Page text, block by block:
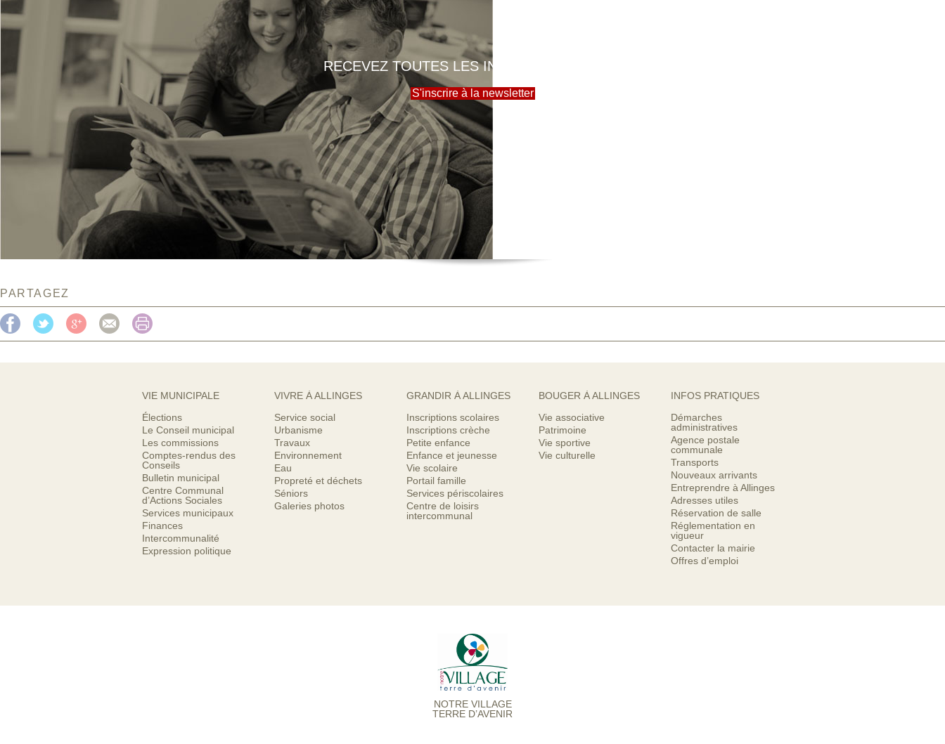
RECEVEZ TOUTES LES INFOS DE LA MAIRIE
S'inscrire à la newsletter
PARTAGEZ
VIE MUNICIPALE
Élections
Le Conseil municipal
Les commissions
Comptes-rendus des
Conseils
Bulletin municipal
Centre Communal
d’Actions Sociales
Services municipaux
Finances
Intercommunalité
Expression politique
VIVRE À ALLINGES
Service social
Urbanisme
Travaux
Environnement
Eau
Propreté et déchets
Séniors
Galeries photos
GRANDIR À ALLINGES
Inscriptions scolaires
Inscriptions crèche
Petite enfance
Enfance et jeunesse
Vie scolaire
Portail famille
Services périscolaires
Centre de loisirs
intercommunal
BOUGER À ALLINGES
Vie associative
Patrimoine
Vie sportive
Vie culturelle
INFOS PRATIQUES
Démarches
administratives
Agence postale
communale
Transports
Nouveaux arrivants
Entreprendre à Allinges
Adresses utiles
Réservation de salle
Réglementation en
vigueur
Contacter la mairie
Offres d’emploi
NOTRE VILLAGE
TERRE D’AVENIR